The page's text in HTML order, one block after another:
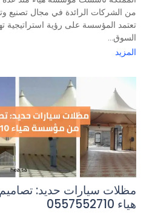
من الشركات الرائدة في مجال تصنيع
تعتمد المؤسسة على رؤية استراتيجية
السوق...
المزيد
مظلات سيارات حديد:
هياء 0557552710